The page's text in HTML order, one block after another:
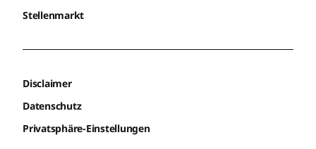
Stellenmarkt
Disclaimer
Datenschutz
Privatsphäre-Einstellungen